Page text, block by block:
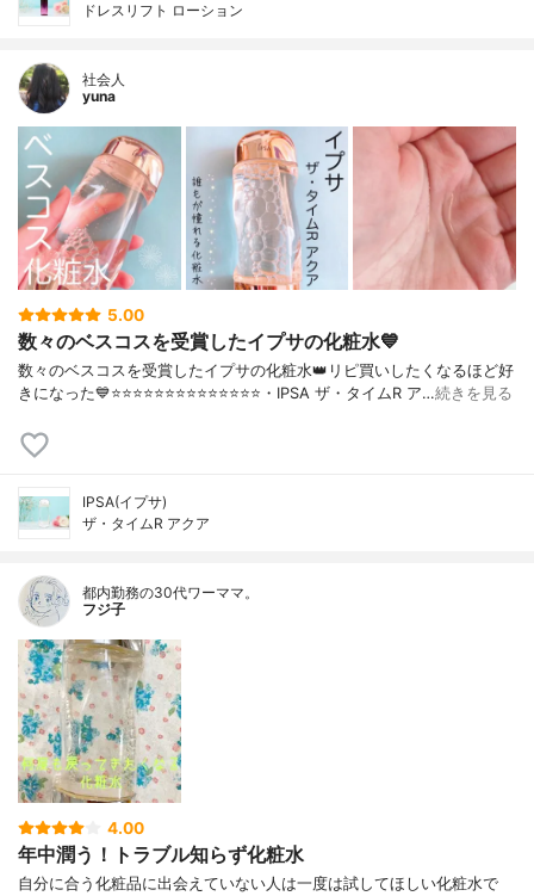
ドレスリフト ローション
社会人
yuna
5.00
数々のベスコスを受賞したイプサの化粧水💙
数々のベスコスを受賞したイプサの化粧水👑リピ買いしたくなるほど好
きになった💙⭐️⭐️⭐️⭐️⭐️⭐️⭐️⭐️⭐️⭐️⭐️⭐️⭐️⭐️・IPSA ザ・タイムR ア…続きを見る
IPSA(イプサ)
ザ・タイムR アクア
都内勤務の30代ワーママ。
フジ子
4.00
年中潤う！トラブル知らず化粧水
自分に合う化粧品に出会えていない人は一度は試してほしい化粧水で